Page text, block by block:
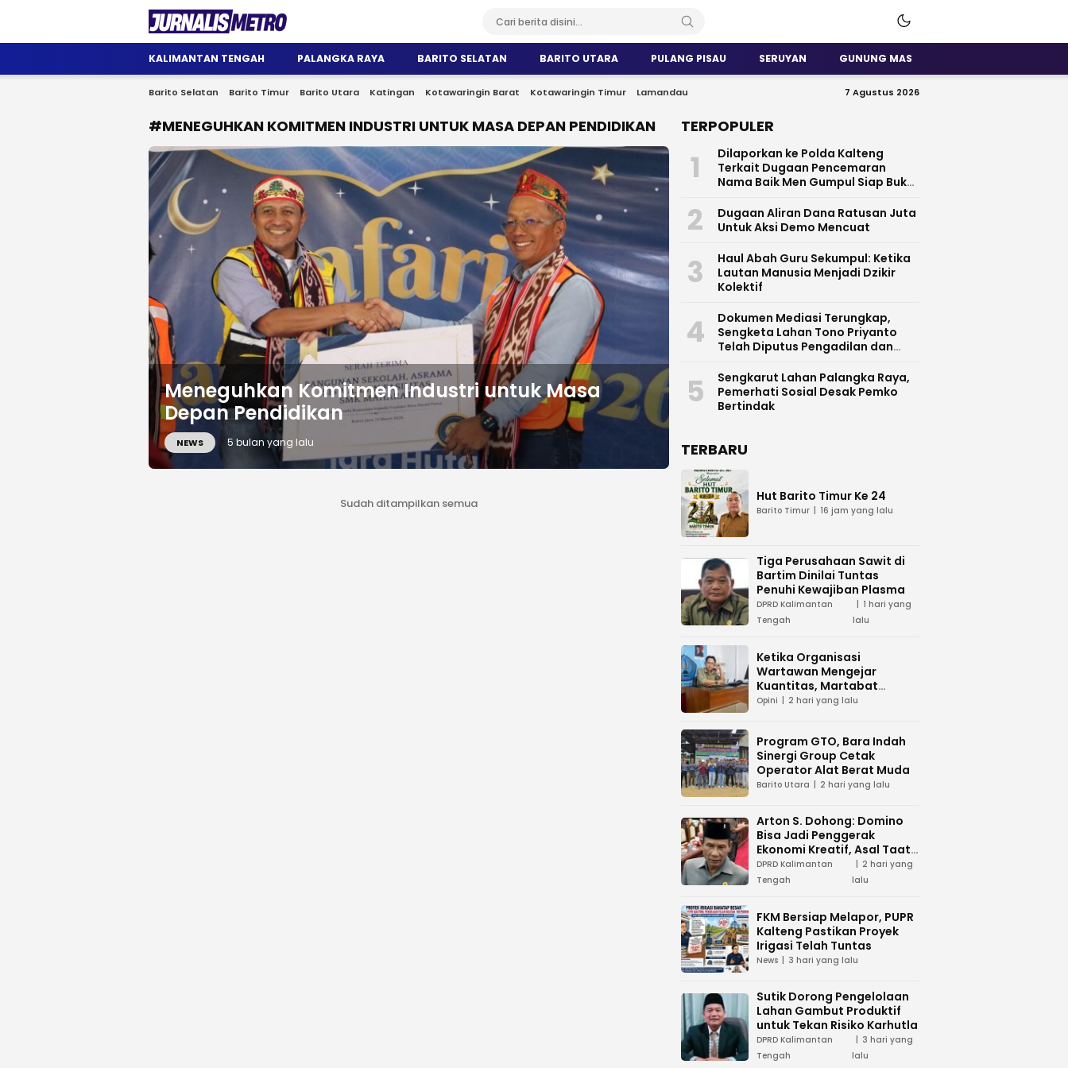
Jurnalis Metro
Satu Wadah Informasi
KALIMANTAN TENGAH PALANGKA RAYA BARITO SELATAN BARITO UTARA PULANG PISAU SERUYAN GUNUNG MAS
Barito Selatan Barito Timur Barito Utara Katingan Kotawaringin Barat Kotawaringin Timur Lamandau 7 Agustus 2026
#MENEGUHKAN KOMITMEN INDUSTRI UNTUK MASA DEPAN PENDIDIKAN
Meneguhkan Komitmen Industri untuk Masa
Depan Pendidikan
NEWS 5 bulan yang lalu
Sudah ditampilkan semua
TERPOPULER
1
Dilaporkan ke Polda Kalteng
Terkait Dugaan Pencemaran
Nama Baik Men Gumpul Siap Buka
2
Dugaan Aliran Dana Ratusan Juta
Untuk Aksi Demo Mencuat
3
Haul Abah Guru Sekumpul: Ketika
Lautan Manusia Menjadi Dzikir
Kolektif
4
​Dokumen Mediasi Terungkap,
Sengketa Lahan Tono Priyanto
Telah Diputus Pengadilan dan
5
Sengkarut Lahan Palangka Raya,
Pemerhati Sosial Desak Pemko
Bertindak
TERBARU
Hut Barito Timur Ke 24
Barito Timur 16 jam yang lalu
Tiga Perusahaan Sawit di
Bartim Dinilai Tuntas
Penuhi Kewajiban Plasma
DPRD Kalimantan
Tengah
1 hari yang
lalu
Ketika Organisasi
Wartawan Mengejar
Kuantitas, Martabat
Profesi Menjadi Taruhan
Opini 2 hari yang lalu
Program GTO, Bara Indah
Sinergi Group Cetak
Operator Alat Berat Muda
Barito Utara 2 hari yang lalu
Arton S. Dohong: Domino
Bisa Jadi Penggerak
Ekonomi Kreatif, Asal Taat
Aturan
DPRD Kalimantan
Tengah
2 hari yang
lalu
FKM Bersiap Melapor, PUPR
Kalteng Pastikan Proyek
Irigasi Telah Tuntas
News 3 hari yang lalu
Sutik Dorong Pengelolaan
Lahan Gambut Produktif
untuk Tekan Risiko Karhutla
DPRD Kalimantan
Tengah
3 hari yang
lalu